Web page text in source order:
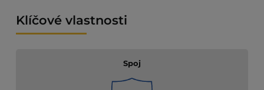
Klíčové vlastnosti
Spoj